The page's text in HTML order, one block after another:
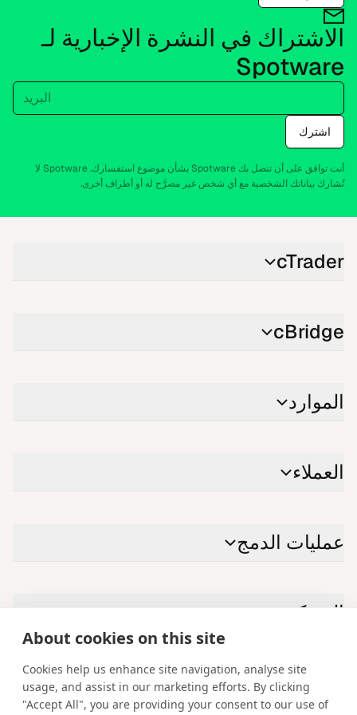
About cookies on this site
Cookies help us enhance site navigation, analyse site
usage, and assist in our marketing efforts. By clicking
"Accept All", you are providing your consent to our use of
الاشتراك في النشرة الإخبارية لـ
Spotware
البريد
اشترك
أنت توافق على أن تتصل بك Spotware بشأن موضوع استفسارك. Spotware لا
تُشارك بياناتك الشخصية مع أي شخص غير مصرَّح له أو أطراف أخرى.
cTrader
cBridge
الموارد
العملاء
عمليات الدمج
الشركة
الاتصال بنا